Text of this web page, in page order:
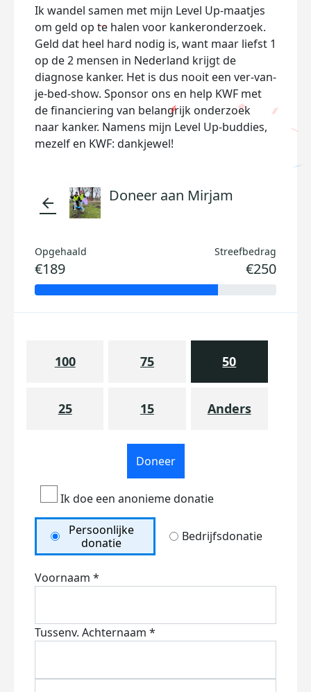
Ik wandel samen met mijn Level Up-maatjes
om geld op te halen voor kankeronderzoek.
Geld dat heel hard nodig is, want maar liefst 1
op de 2 mensen in Nederland krijgt de
diagnose kanker. Het is dus nooit een ver-van-
je-bed-show. Sponsor ons en help KWF met
de financiering van belangrijk onderzoek
naar kanker. Namens mijn Level Up-buddies,
mezelf en KWF: dankjewel!
arrow_back Doneer aan Mirjam
Opgehaald
€189
Streefbedrag
€250
100 75 50
25 15 Anders
Doneer
Ik doe een anonieme donatie
Persoonlijke
donatie
Bedrijfsdonatie
Voornaam *
Tussenv. Achternaam *